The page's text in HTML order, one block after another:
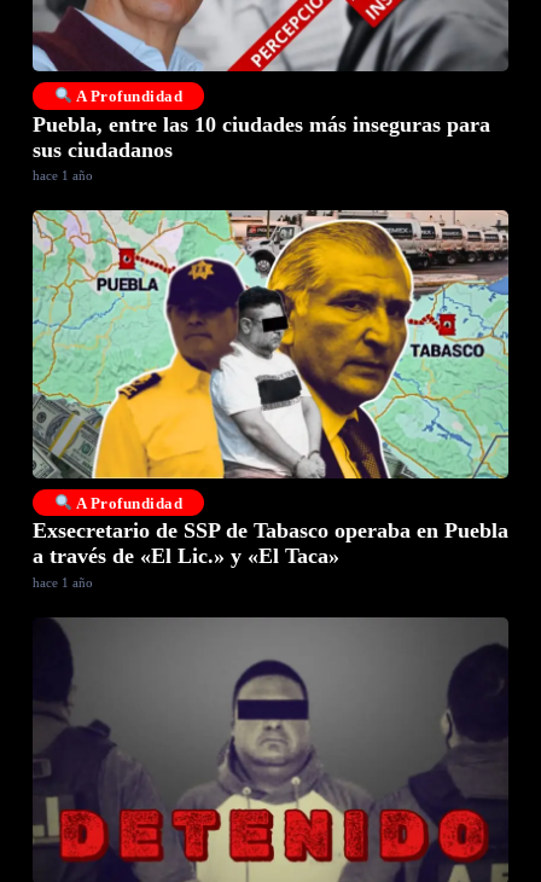
A Profundidad
Puebla, entre las 10 ciudades más inseguras para
sus ciudadanos
hace 1 año
A Profundidad
Exsecretario de SSP de Tabasco operaba en Puebla
a través de «El Lic.» y «El Taca»
hace 1 año